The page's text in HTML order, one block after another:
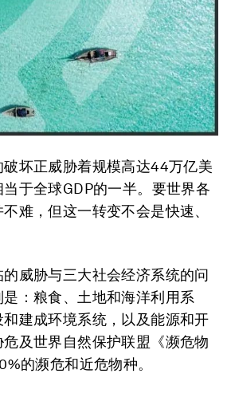
坏正威胁着规模高达44万亿美
于全球GDP的一半。要世界各
难，但这一转变不会是快速、
威胁与三大社会经济系统的问
：粮食、土地和海洋利用系
建成环境系统，以及能源和开
及世界自然保护联盟《濒危物
的濒危和近危物种。